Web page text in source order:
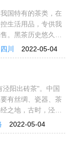
国特有的茶类，在
生活用品，专供我
。黑茶历史悠久，
解下黑茶的起源与
黑茶"二字，最早见
2022-05-04
四川
皇家
发展历史
阳出砖茶"。中国
有丝绸、瓷器、茶
之地，古时，泾阳
中亚、西亚等四十
绸之路上的神秘之
2022-05-04
原料
国家